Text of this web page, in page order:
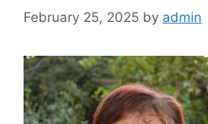
February 25, 2025 by admin